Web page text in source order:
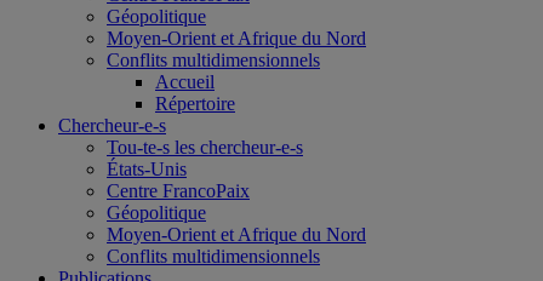
Géopolitique
Moyen-Orient et Afrique du Nord
Conflits multidimensionnels
Accueil
Répertoire
Chercheur-e-s
Tou-te-s les chercheur-e-s
États-Unis
Centre FrancoPaix
Géopolitique
Moyen-Orient et Afrique du Nord
Conflits multidimensionnels